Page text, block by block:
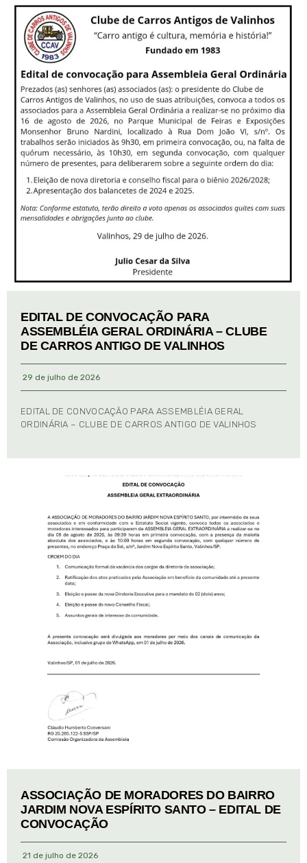
EDITAL DE CONVOCAÇÃO PARA
ASSEMBLÉIA GERAL ORDINÁRIA – CLUBE
DE CARROS ANTIGO DE VALINHOS
29 de julho de 2026
EDITAL DE CONVOCAÇÃO PARA ASSEMBLÉIA GERAL
ORDINÁRIA – CLUBE DE CARROS ANTIGO DE VALINHOS
ASSOCIAÇÃO DE MORADORES DO BAIRRO
JARDIM NOVA ESPÍRITO SANTO – EDITAL DE
CONVOCAÇÃO
21 de julho de 2026